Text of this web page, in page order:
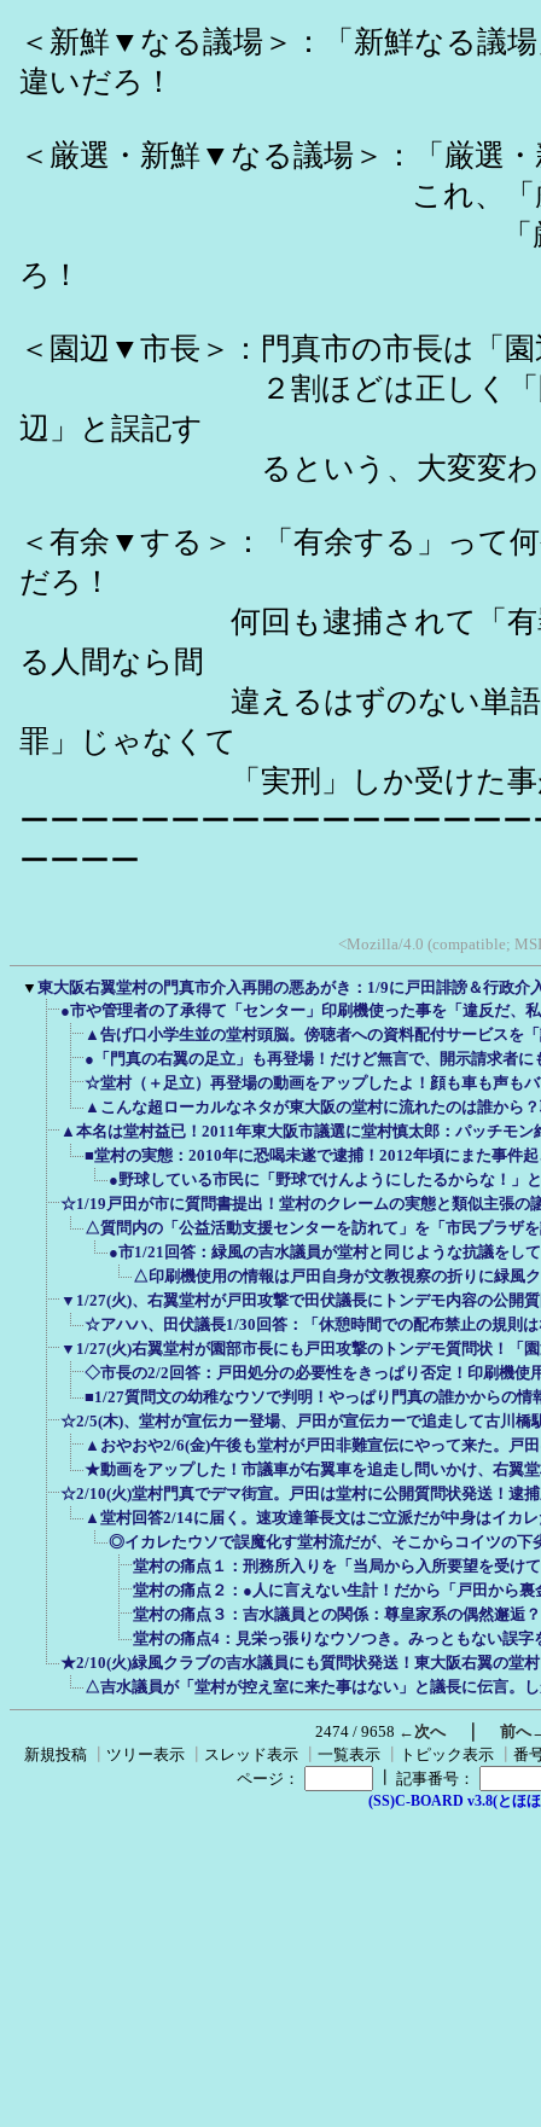
＜新鮮▼なる議場＞：「新鮮なる議
違いだろ！
＜厳選・新鮮▼なる議場＞：「厳選
これ、「厳正・神聖
「厳粛・神聖なる
ろ！
＜園辺▼市長＞：門真市の市長は「
２割ほどは正しく「園部」
辺」と誤記す
るという、大変変わった
＜有余▼する＞：「有余する」って
だろ！
何回も逮捕されて「有罪だ
る人間なら間
違えるはずのない単語なの
罪」じゃなくて
「実刑」しか受けた事が
ーーーーーーーーーーーーーーーー
ーーーー
<Mozilla/4.0 (compatible;
▼ 東大阪右翼堂村の門真市介入再開の悪あがき：1/9に戸田誹謗＆行政介
●市や管理者の了承得て「センター」印刷機使った事を「違反だ、
▲告げ口小学生並の堂村頭脳。傍聴者への資料配付サービスを
●「門真の右翼の足立」も再登場！だけど無言で、開示請求者に
☆堂村（＋足立）再登場の動画をアップしたよ！顔も車も声も
▲こんな超ローカルなネタが東大阪の堂村に流れたのは誰から
▲本名は堂村益已！2011年東大阪市議選に堂村慎太郎：パッチモン
■堂村の実態：2010年に恐喝未遂で逮捕！2012年頃にまた事件
●野球している市民に「野球でけんようにしたるからな！」
☆1/19戸田が市に質問書提出！堂村のクレームの実態と類似主張の
△質問内の「公益活動支援センターを訪れて」を「市民プラザ
●市1/21回答：緑風の吉水議員が堂村と同じような抗議をし
△印刷機使用の情報は戸田自身が文教視察の折りに緑風
▼1/27(火)、右翼堂村が戸田攻撃で田伏議長にトンデモ内容の公開
☆アハハ、田伏議長1/30回答：「休憩時間での配布禁止の規則
▼1/27(火)右翼堂村が園部市長にも戸田攻撃のトンデモ質問状！「
◇市長の2/2回答：戸田処分の必要性をきっぱり否定！印刷機使
■1/27質問文の幼稚なウソで判明！やっぱり門真の誰かからの情
☆2/5(木)、堂村が宣伝カー登場、戸田が宣伝カーで追走して古川橋
▲おやおや2/6(金)午後も堂村が戸田非難宣伝にやって来た。戸
★動画をアップした！市議車が右翼車を追走し問いかけ、右翼
☆2/10(火)堂村門真でデマ街宣。戸田は堂村に公開質問状発送！逮
▲堂村回答2/14に届く。速攻達筆長文はご立派だが中身はイカ
◎イカレたウソで誤魔化す堂村流だが、そこからコイツの下
堂村の痛点１：刑務所入りを「当局から入所要望を受け
堂村の痛点２：●人に言えない生計！だから「戸田から
堂村の痛点３：吉水議員との関係：尊皇家系の偶然邂逅
堂村の痛点4：見栄っ張りなウソつき。みっともない誤
★2/10(火)緑風クラブの吉水議員にも質問状発送！東大阪右翼の堂
△吉水議員が「堂村が控え室に来た事はない」と議長に伝言。
2474 / 9658 ←次へ｜ 前へ
新規投稿
ツリー表示 スレッド表示 一覧表示 トピック表示
番
ページ：
記事番号：
(SS)C-BOARD v3.8(とほ